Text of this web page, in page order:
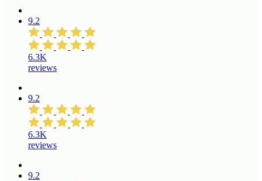
9.2
6.3K
reviews
9.2
6.3K
reviews
9.2